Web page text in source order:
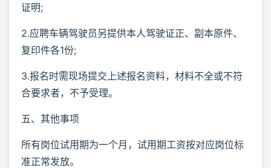
证明;
2.应聘车辆驾驶员另提供本人驾驶证正、副本原件、
复印件各1份;
3.报名时需现场提交上述报名资料，材料不全或不符
合要求者，不予受理。
五、其他事项
所有岗位试用期为一个月，试用期工资按对应岗位标
准正常发放。